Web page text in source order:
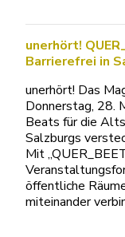
unerhört!
Barrierefrei in
unerhört! Das
Donnerstag, 28.
Beats für die
Salzburgs
Mit
öffentliche
miteinander